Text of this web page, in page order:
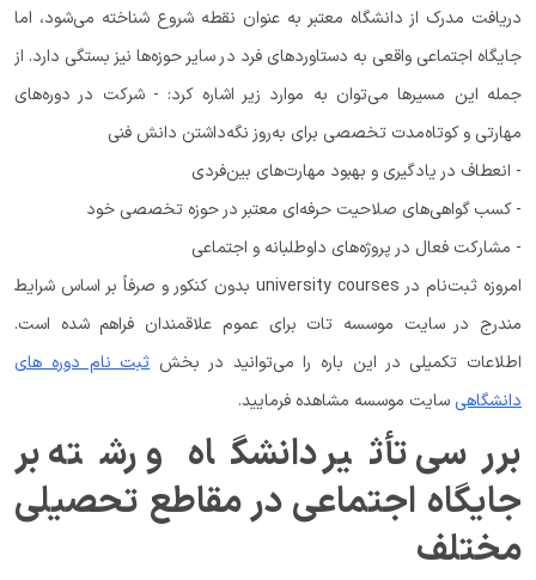
دریافت مدرک از دانشگاه معتبر به عنوان نقطه شروع شناخته می‌شود، اما
جایگاه اجتماعی واقعی به دستاوردهای فرد در سایر حوزه‌ها نیز بستگی دارد. از
جمله این مسیرها می‌توان به موارد زیر اشاره کرد: - شرکت در دوره‌های
مهارتی و کوتاه‌مدت تخصصی برای به‌روز نگه‌داشتن دانش فنی
- انعطاف در یادگیری و بهبود مهارت‌های بین‌فردی
- کسب گواهی‌های صلاحیت حرفه‌ای معتبر در حوزه تخصصی خود
- مشارکت فعال در پروژه‌های داوطلبانه و اجتماعی
امروزه ثبت‌نام در university courses بدون کنکور و صرفاً بر اساس شرایط
مندرج در سایت موسسه تات برای عموم علاقمندان فراهم شده است.
اطلاعات تکمیلی در این باره را می‌توانید در بخشثبت نام دوره های
دانشگاهی سایت موسسه مشاهده فرمایید.
بررسی تأثیر دانشگاه و رشته بر
جایگاه اجتماعی در مقاطع تحصیلی
مختلف